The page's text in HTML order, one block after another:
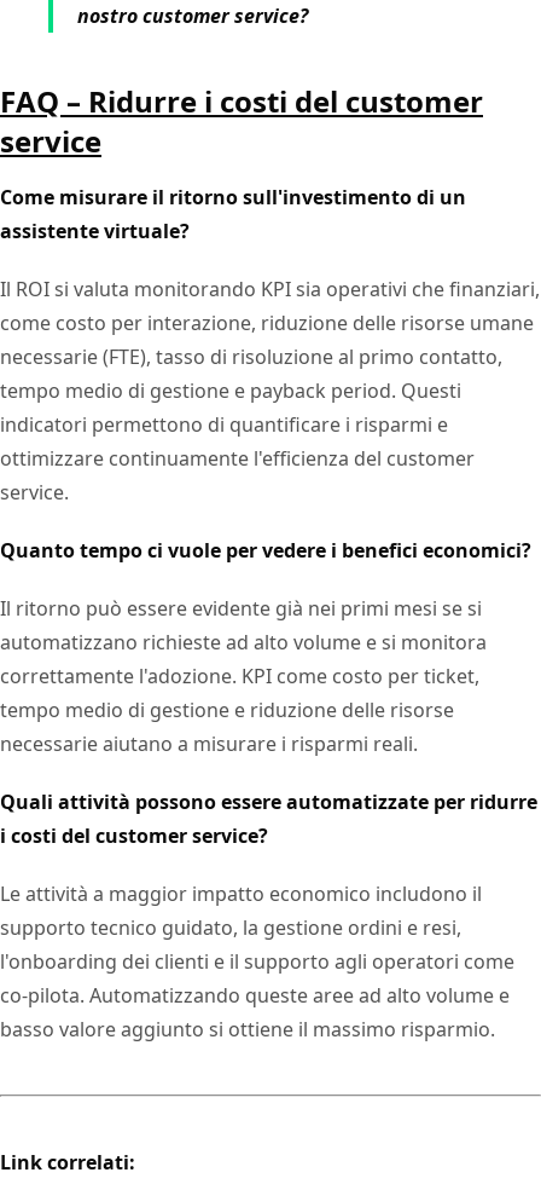
nostro customer service?
FAQ – Ridurre i costi del customer
service
Come misurare il ritorno sull'investimento di un
assistente virtuale?
Il ROI si valuta monitorando KPI sia operativi che finanziari,
come costo per interazione, riduzione delle risorse umane
necessarie (FTE), tasso di risoluzione al primo contatto,
tempo medio di gestione e payback period. Questi
indicatori permettono di quantificare i risparmi e
ottimizzare continuamente l'efficienza del customer
service.
Quanto tempo ci vuole per vedere i benefici economici?
Il ritorno può essere evidente già nei primi mesi se si
automatizzano richieste ad alto volume e si monitora
correttamente l'adozione. KPI come costo per ticket,
tempo medio di gestione e riduzione delle risorse
necessarie aiutano a misurare i risparmi reali.
Quali attività possono essere automatizzate per ridurre
i costi del customer service?
Le attività a maggior impatto economico includono il
supporto tecnico guidato, la gestione ordini e resi,
l'onboarding dei clienti e il supporto agli operatori come
co-pilota. Automatizzando queste aree ad alto volume e
basso valore aggiunto si ottiene il massimo risparmio.
Link correlati: